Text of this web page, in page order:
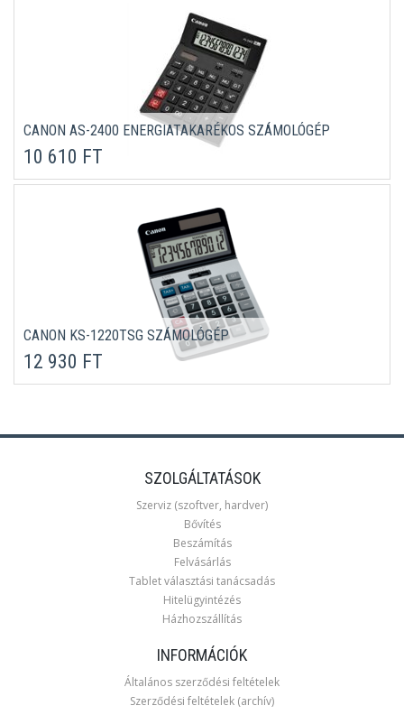
CANON AS-2400 ENERGIATAKARÉKOS SZÁMOLÓGÉP
10 610 FT
CANON KS-1220TSG SZÁMOLÓGÉP
12 930 FT
SZOLGÁLTATÁSOK
Szerviz (szoftver, hardver)
Bővítés
Beszámítás
Felvásárlás
Tablet választási tanácsadás
Hitelügyintézés
Házhozszállítás
INFORMÁCIÓK
Általános szerződési feltételek
Szerződési feltételek (archív)